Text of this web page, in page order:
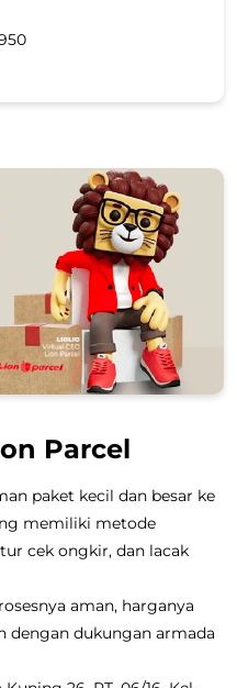
Parcel
paket kecil dan besar ke
memiliki metode
cek ongkir, dan lacak
aman, harganya
dengan dukungan armada